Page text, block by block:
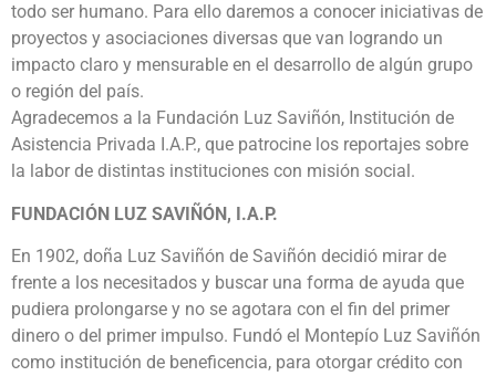
todo ser humano. Para ello daremos a conocer iniciativas de
proyectos y asociaciones diversas que van logrando un
impacto claro y mensurable en el desarrollo de algún grupo
o región del país.
Agradecemos a la Fundación Luz Saviñón, Institución de
Asistencia Privada I.A.P., que patrocine los reportajes sobre
la labor de distintas instituciones con misión social.
FUNDACIÓN LUZ SAVIÑÓN, I.A.P.
En 1902, doña Luz Saviñón de Saviñón decidió mirar de
frente a los necesitados y buscar una forma de ayuda que
pudiera prolongarse y no se agotara con el fin del primer
dinero o del primer impulso. Fundó el Montepío Luz Saviñón
como institución de beneficencia, para otorgar crédito con